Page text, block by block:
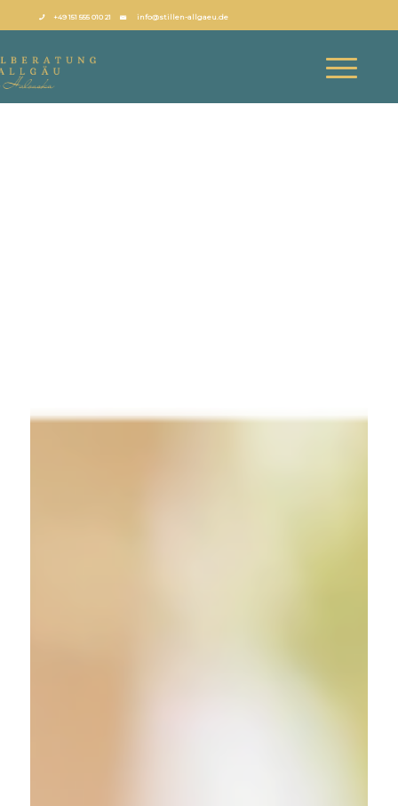
+49 151 555 010 21 info@stillen-allgaeu.de